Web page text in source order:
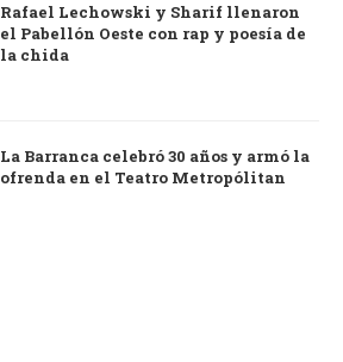
Rafael Lechowski y Sharif llenaron
el Pabellón Oeste con rap y poesía de
la chida
La Barranca celebró 30 años y armó la
ofrenda en el Teatro Metropólitan